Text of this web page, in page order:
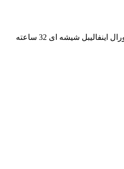
کرم پودر لورال اینفالیبل شیشه ای 32 ساعته